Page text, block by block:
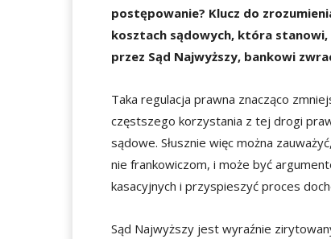
postępowanie? Klucz do
kosztach sądowych, która stanowi,
przez Sąd Najwyższy, bankowi
Taka regulacja prawna znacząco
częstszego korzystania z tej drogi
sądowe. Słusznie więc można
nie frankowiczom, i może być
kasacyjnych i przyspieszyć proces
Sąd Najwyższy jest wyraźnie